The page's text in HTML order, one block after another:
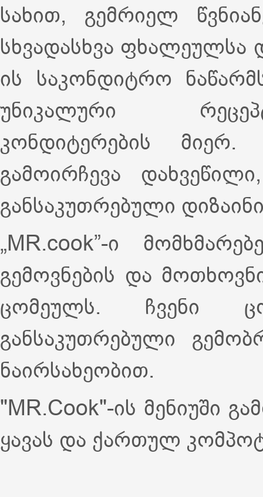
სახით, გემრიელ
სხვადასხვა ფხალეულსა
ის საკონდიტრო
უნიკალური
კონდიტერების
გამოირჩევა
განსაკუთრებული
„MR.cook”-ი
გემოვნების და
ცომეულს. ჩვენი
განსაკუთრებული
ნაირსახეობით.
"MR.Cook"-ის მენიუში
ყავას და ქართულ